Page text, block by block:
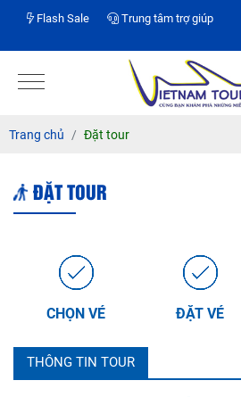
Flash Sale Trung tâm trợ giúp
Trang chủ Đặt tour
ĐẶT TOUR
CHỌN VÉ ĐẶT VÉ
THÔNG TIN TOUR